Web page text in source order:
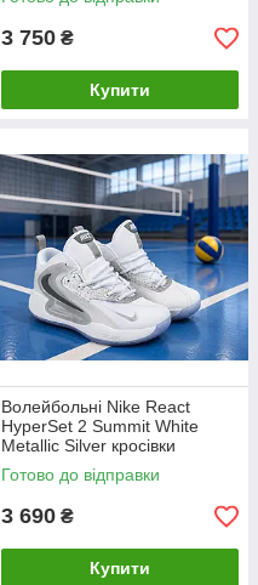
3 750 ₴
Купити
Волейбольні Nike React
HyperSet 2 Summit White
Metallic Silver кросівки
Готово до відправки
3 690 ₴
Купити